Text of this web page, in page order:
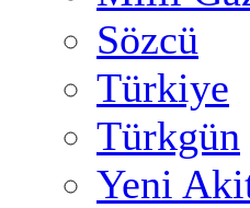
Sözcü
Türkiye
Türkgün
Yeni